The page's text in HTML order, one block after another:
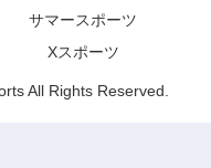
サマースポーツ
Xスポーツ
All Rights Reserved.